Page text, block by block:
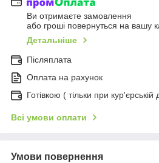
Ви отримаєте замовлення
або гроші повернуться на вашу
Детальніше
Післяплата
Оплата на рахунок
Готівкою ( тільки при кур'єрській
Всі умови оплати
Умови повернення